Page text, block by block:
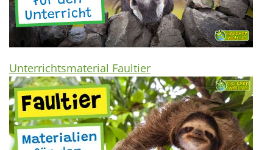
Unterrichtsmaterial Faultier